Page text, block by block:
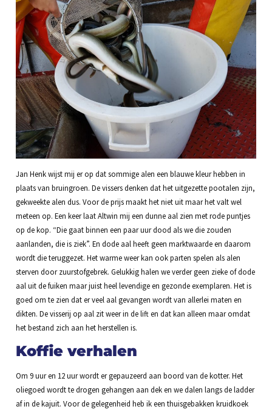
Jan Henk wijst mij er op dat sommige alen een blauwe kleur hebben in
plaats van bruingroen. De vissers denken dat het uitgezette pootalen zijn,
gekweekte alen dus. Voor de prijs maakt het niet uit maar het valt wel
meteen op. Een keer laat Altwin mij een dunne aal zien met rode puntjes
op de kop. “Die gaat binnen een paar uur dood als we die zouden
aanlanden, die is ziek”. En dode aal heeft geen marktwaarde en daarom
wordt die teruggezet. Het warme weer kan ook parten spelen als alen
sterven door zuurstofgebrek. Gelukkig halen we verder geen zieke of dode
aal uit de fuiken maar juist heel levendige en gezonde exemplaren. Het is
goed om te zien dat er veel aal gevangen wordt van allerlei maten en
dikten. De visserij op aal zit weer in de lift en dat kan alleen maar omdat
het bestand zich aan het herstellen is.
Koffie verhalen
Om 9 uur en 12 uur wordt er gepauzeerd aan boord van de kotter. Het
oliegoed wordt te drogen gehangen aan dek en we dalen langs de ladder
af in de kajuit. Voor de gelegenheid heb ik een thuisgebakken kruidkoek